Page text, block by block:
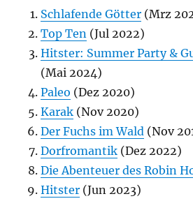
Schlafende Götter (Mrz
Top Ten (Jul 2022)
Hitster: Summer Party &
(Mai 2024)
Paleo (Dez 2020)
Karak (Nov 2020)
Der Fuchs im Wald (Nov
Dorfromantik (Dez 2022)
Die Abenteuer des Robin
Hitster (Jun 2023)